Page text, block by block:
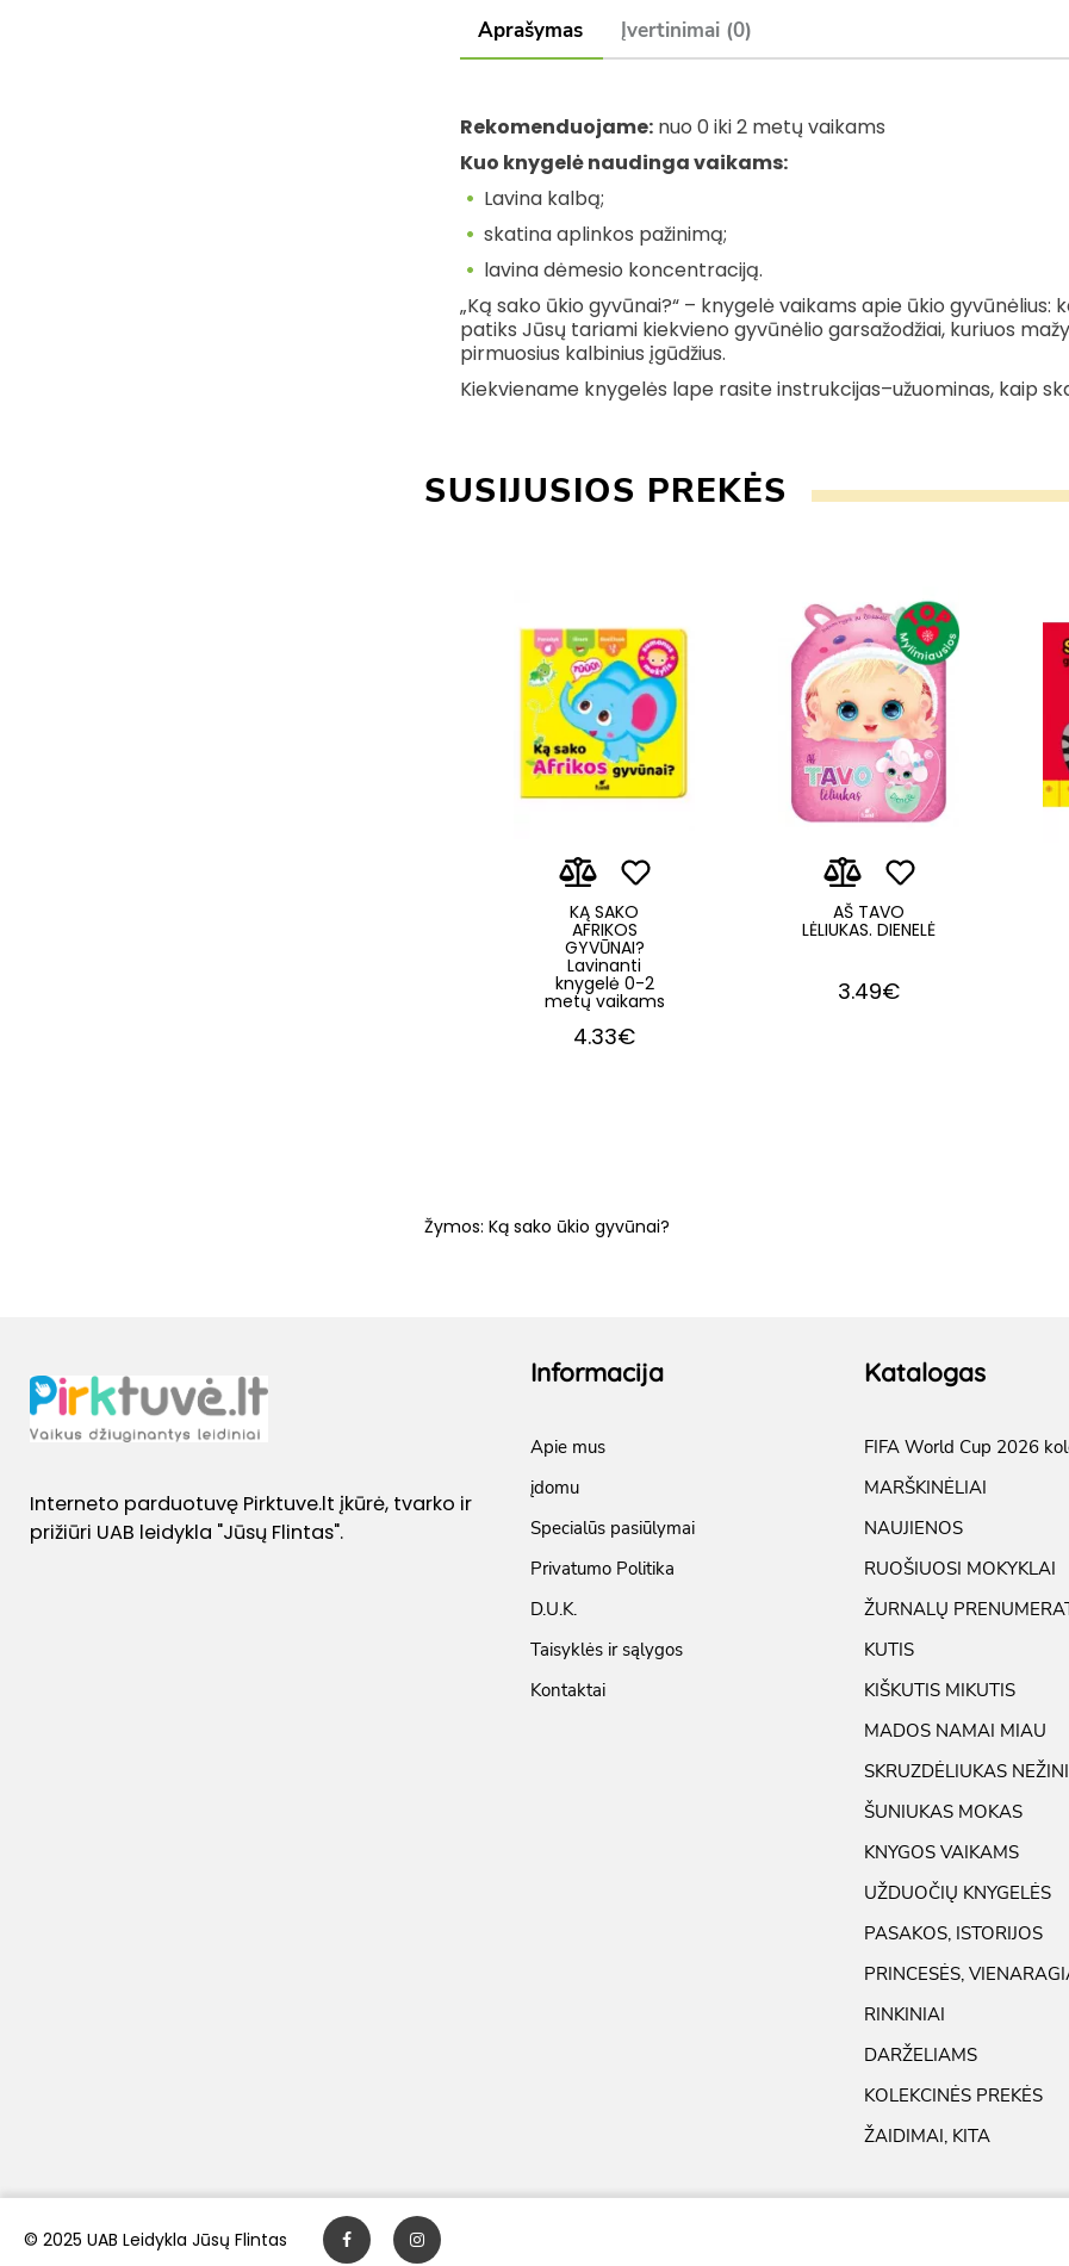
Aprašymas Įvertinimai (0)
Rekomenduojame: nuo 0 iki 2 metų vaikams
Kuo knygelė naudinga vaikams:
Lavina kalbą;
skatina aplinkos pažinimą;
lavina dėmesio koncentraciją.
„Ką sako ūkio gyvūnai?“ – knygelė vaikams apie ūkio gyvūnėlius:
patiks Jūsų tariami kiekvieno gyvūnėlio garsažodžiai, kuriuos
pirmuosius kalbinius įgūdžius.
Kiekviename knygelės lape rasite instrukcijas–užuominas, kaip
SUSIJUSIOS PREKĖS
KĄ SAKO
AFRIKOS
GYVŪNAI?
Lavinanti
knygelė 0-2
metų vaikams
4.33€
AŠ TAVO
LĖLIUKAS. DIENELĖ
3.49€
Žymos: Ką sako ūkio gyvūnai?
Interneto parduotuvę Pirktuve.lt įkūrė, tvarko ir
prižiūri UAB leidykla "Jūsų Flintas".
Informacija
Apie mus
įdomu
Specialūs pasiūlymai
Privatumo Politika
D.U.K.
Taisyklės ir sąlygos
Kontaktai
Katalogas
FIFA World Cup 2026
MARŠKINĖLIAI
NAUJIENOS
RUOŠIUOSI MOKYKLAI
ŽURNALŲ
KUTIS
KIŠKUTIS MIKUTIS
MADOS NAMAI MIAU
SKRUZDĖLIUKAS
ŠUNIUKAS MOKAS
KNYGOS VAIKAMS
UŽDUOČIŲ KNYGELĖS
PASAKOS, ISTORIJOS
PRINCESĖS,
RINKINIAI
DARŽELIAMS
KOLEKCINĖS PREKĖS
ŽAIDIMAI, KITA
© 2025 UAB Leidykla Jūsų Flintas